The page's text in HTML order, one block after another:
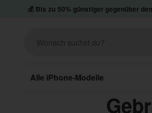
💰 Bis zu 50% günstiger gegenüber dem
Alle iPhone-Modelle